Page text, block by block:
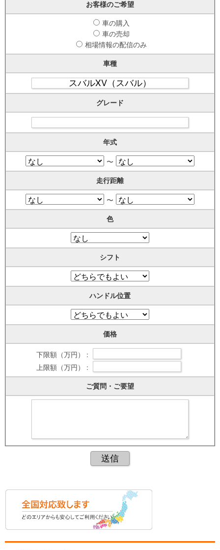
お客様のご希望
車の購入
車の売却
相場情報の配信のみ
車種
グレード
年式
〜
走行距離
〜
色
シフト
ハンドル位置
価格
下限額（万円） :
上限額（万円） :
ご質問・ご要望